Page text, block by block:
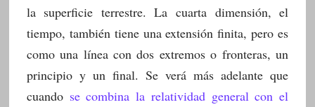
la superficie terrestre. La cuarta dimensión, el
tiempo, también tiene una extensión finita, pero es
como una línea con dos extremos o fronteras, un
principio y un final. Se verá más adelante que
cuando se combina la relatividad general con el